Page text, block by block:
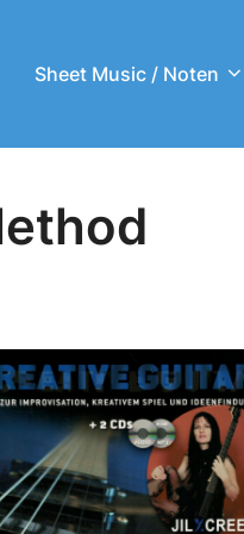
Sheet Music / Noten